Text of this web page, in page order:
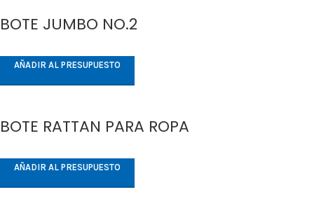
BOTE JUMBO NO.2
AÑADIR AL PRESUPUESTO
BOTE RATTAN PARA ROPA
AÑADIR AL PRESUPUESTO